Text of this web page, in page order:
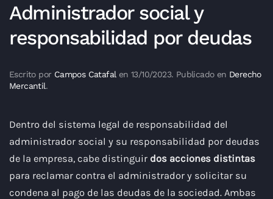
Administrador social y
responsabilidad por deudas
Escrito por Campos Catafal en13/10/2023. Publicado en Derecho
Mercantil.
Dentro del sistema legal de responsabilidad del
administrador social y su responsabilidad por deudas
de la empresa, cabe distinguir dos acciones distintas
para reclamar contra el administrador y solicitar su
condena al pago de las deudas de la sociedad. Ambas